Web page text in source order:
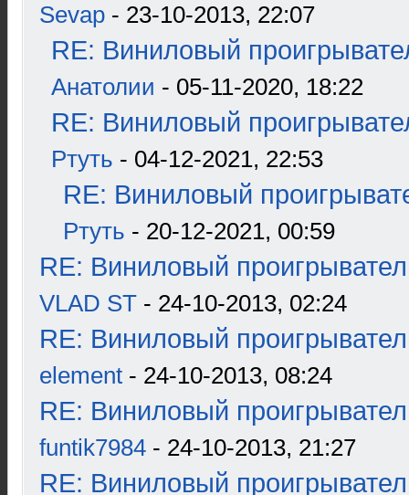
Sevap - 23-10-2013, 22:07
RE: Виниловый
Анатолии - 05-11-2020, 18:22
RE: Виниловый
Ртуть - 04-12-2021, 22:53
RE: Виниловый
Ртуть - 20-12-2021, 00:59
RE: Виниловый
VLAD ST - 24-10-2013, 02:24
RE: Виниловый
element - 24-10-2013, 08:24
RE: Виниловый
funtik7984 - 24-10-2013, 21:27
RE: Виниловый